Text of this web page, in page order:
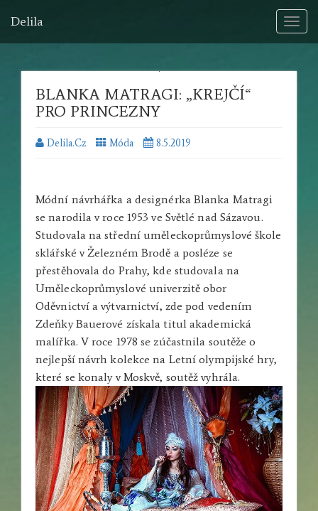
Delila
BLANKA MATRAGI: „KREJČÍ“
PRO PRINCEZNY
Delila.cz Móda 8.5.2019
Módní návrhářka a designérka Blanka Matragi
se narodila v roce 1953 ve Světlé nad Sázavou.
Studovala na střední uměleckoprůmyslové škole
sklářské v Železném Brodě a posléze se
přestěhovala do Prahy, kde studovala na
Uměleckoprůmyslové univerzitě obor
Oděvnictví a výtvarnictví, zde pod vedením
Zdeňky Bauerové získala titul akademická
malířka. V roce 1978 se zúčastnila soutěže o
nejlepší návrh kolekce na Letní olympijské hry,
které se konaly v Moskvě, soutěž vyhrála.